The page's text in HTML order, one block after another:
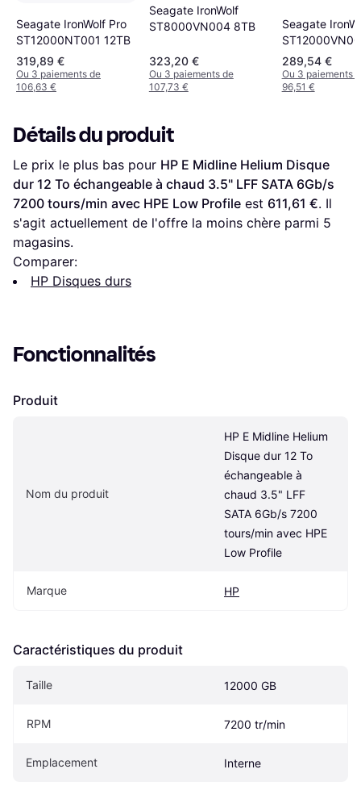
Seagate IronWolf Pro
ST12000NT001 12TB
319,89 €
Ou 3 paiements de
106,63 €
Seagate IronWolf
ST8000VN004 8TB
323,20 €
Ou 3 paiements de
107,73 €
Seagate
12TB
289,54 €
Ou 3 paiements
96,51 €
Détails du produit
Le prix le plus bas pour HP E Midline Helium Disque
dur 12 To échangeable à chaud 3.5" LFF SATA 6Gb/s
7200 tours/min avec HPE Low Profile est 611,61 €. Il
s'agit actuellement de l'offre la moins chère parmi 5
magasins.
Comparer:
HP Disques durs
Fonctionnalités
Produit
Nom du produit
HP E Midline Helium
Disque dur 12 To
échangeable à
chaud 3.5" LFF
SATA 6Gb/s 7200
tours/min avec HPE
Low Profile
Marque HP
Caractéristiques du produit
Taille 12000 GB
RPM 7200 tr/min
Emplacement Interne